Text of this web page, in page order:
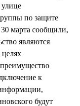
по защите
марта сообщили,
являются
к
будут